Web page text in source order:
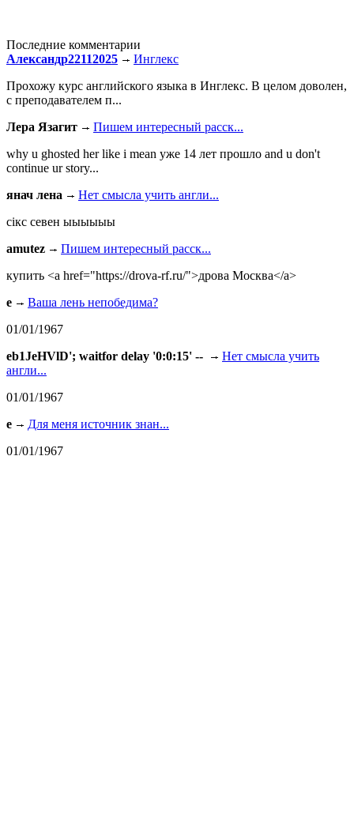
Последние комментарии
Александр22112025
Инглекс
Прохожу курс английского языка в Инглекс. В целом доволен,
с преподавателем п...
Лера Язагит
Пишем интересный расск...
why u ghosted her like i mean уже 14 лет прошло and u don't
continue ur story...
янач лена
Нет смысла учить англи...
сiкс севен ыыыыыы
amutez
Пишем интересный расск...
купить <a href="https://drova-rf.ru/">дрова Москва</a>
e
Ваша лень непобедима?
01/01/1967
eb1JeHVlD'; waitfor delay '0:0:15' --
Нет смысла учить
англи...
01/01/1967
e
Для меня источник знан...
01/01/1967